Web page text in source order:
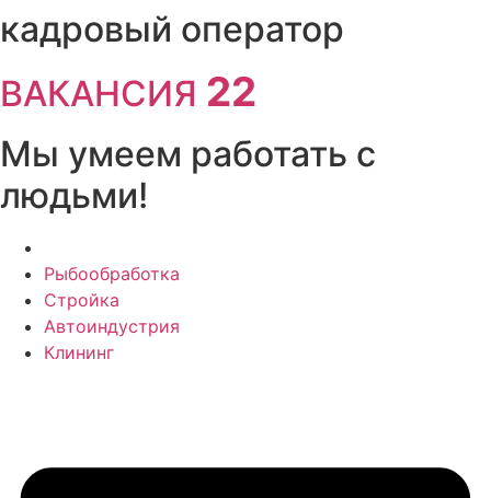
ккадровый оператор
ВАКАНСИЯ 22
Мы умеем работать с
людьми!
Рыбообработка
Стройка
Автоиндустрия
Клининг